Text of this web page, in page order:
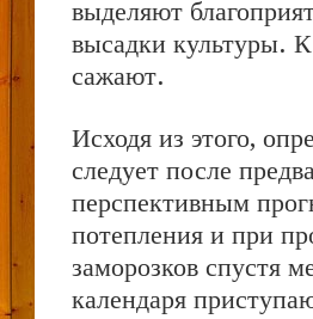
выделяют
высадки культуры.
сажают.
Исходя из этого,
следует после
перспективным
потепления и при
заморозков спустя
календаря